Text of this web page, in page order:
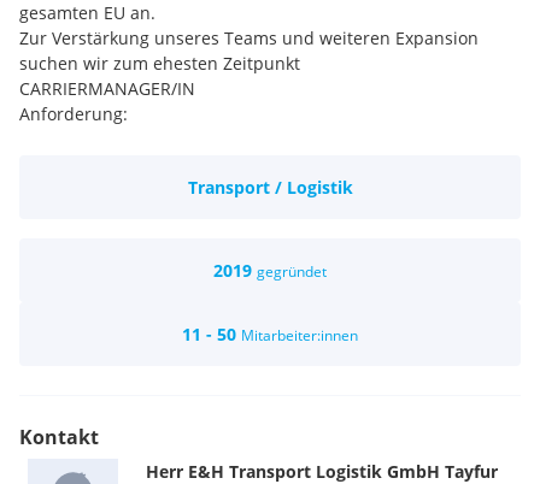
gesamten EU an.
Zur Verstärkung unseres Teams und weiteren Expansion
suchen wir zum ehesten Zeitpunkt
CARRIERMANAGER/IN
Anforderung:
- gute MS Office Kenntnisse- Kommunikationsstärke-
Entwicklungsmöglichkeiten
- Aufbau zum Teamleiter- Gehalt: € 2.100,- brutto, je nach
Qualifikation Überzahlung möglich
Transport / Logistik
2019 gegründet
11 - 50 Mitarbeiter:innen
Kontakt
Herr E&H Transport Logistik GmbH Tayfur